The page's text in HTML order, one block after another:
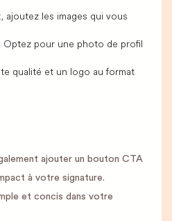
ajoutez les images qui vous
Optez pour une photo de profil
qualité et un logo au format
ajouter un bouton CTA
à votre signature.
et concis dans votre